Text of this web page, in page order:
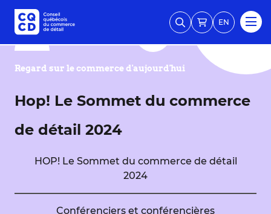
EN
Regard sur le commerce d'aujourd'hui
Hop! Le Sommet du commerce
de détail 2024
HOP! Le Sommet du commerce de détail
2024
Conférenciers et conférencières